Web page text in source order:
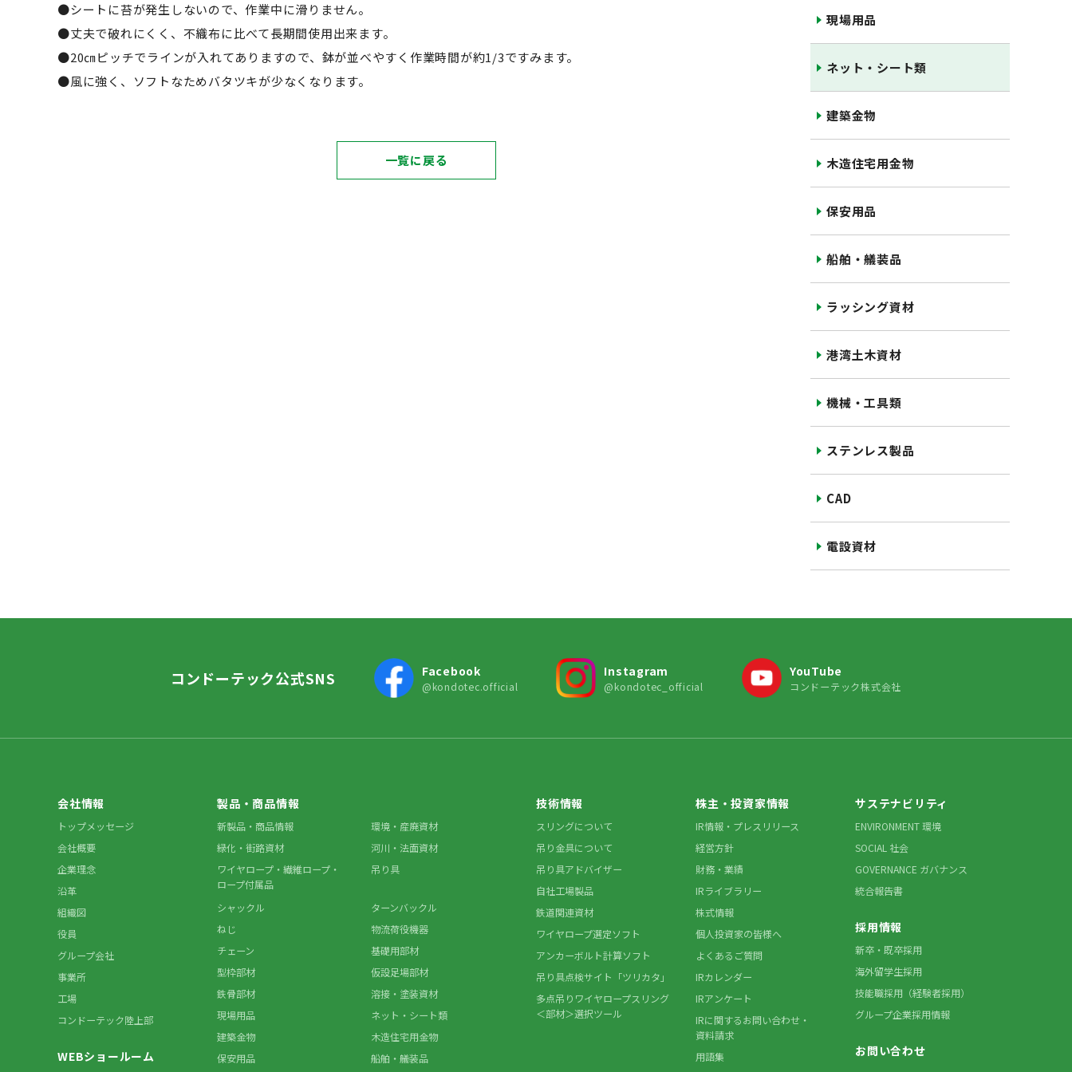
●シートに苔が発生しないので、作業中に滑りません。
●丈夫で破れにくく、不織布に比べて長期間使用出来ます。
●20㎝ピッチでラインが入れてありますので、鉢が並べやすく作業時間が約1/3ですみます。
●風に強く、ソフトなためバタツキが少なくなります。
一覧に戻る
現場用品
ネット・シート類
建築金物
木造住宅用金物
保安用品
船舶・艤装品
ラッシング資材
港湾土木資材
機械・工具類
ステンレス製品
CAD
電設資材
コンドーテック公式SNS Facebook
@kondotec.official
Instagram
@kondotec_official
YouTube
コンドーテック株式会社
会社情報
トップメッセージ
会社概要
企業理念
沿革
組織図
役員
グループ会社
事業所
工場
コンドーテック陸上部
WEBショールーム
製品・商品情報
新製品・商品情報
環境・産廃資材
緑化・街路資材
河川・法面資材
ワイヤロープ・繊維ロープ・
ロープ付属品
吊り具
シャックル
ターンバックル
ねじ
物流荷役機器
チェーン
基礎用部材
型枠部材
仮設足場部材
鉄骨部材
溶接・塗装資材
現場用品
ネット・シート類
建築金物
木造住宅用金物
保安用品
船舶・艤装品
技術情報
スリングについて
吊り金具について
吊り具アドバイザー
自社工場製品
鉄道関連資材
ワイヤロープ選定ソフト
アンカーボルト計算ソフト
吊り具点検サイト「ツリカタ」
多点吊りワイヤロープスリング
＜部材＞選択ツール
株主・投資家情報
IR情報・プレスリリース
経営方針
財務・業績
IRライブラリー
株式情報
個人投資家の皆様へ
よくあるご質問
IRカレンダー
IRアンケート
IRに関するお問い合わせ・
資料請求
用語集
サステナビリティ
ENVIRONMENT 環境
SOCIAL 社会
GOVERNANCE ガバナンス
統合報告書
採用情報
新卒・既卒採用
海外留学生採用
技能職採用（経験者採用）
グループ企業採用情報
お問い合わせ